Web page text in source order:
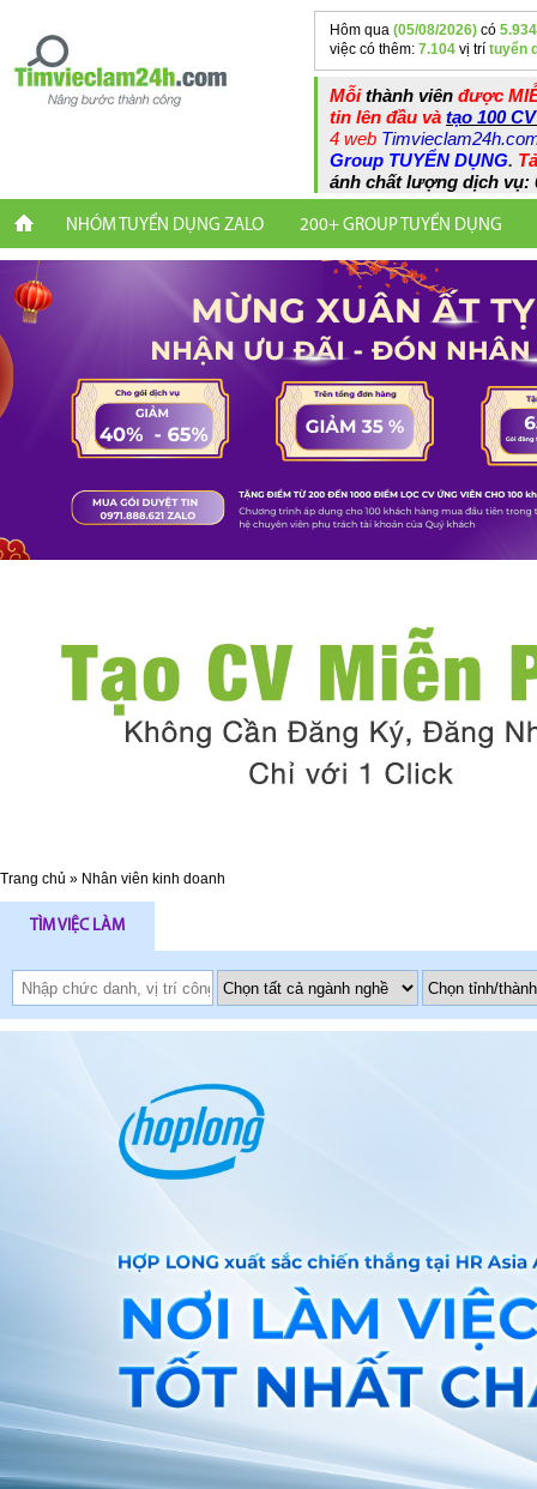
Hôm qua (05/08/2026) có 5.934
việc có thêm: 7.104 vị trí tuyển
Mỗithành viên được
tin lên đầu và tạo 100
4 web
Group TUYỂN DỤNG.
ánh chất lượng dịch vụ:
NHÓM TUYỂN DỤNG ZALO 200+ GROUP TUYỂN DỤNG
Trang chủ » Nhân viên kinh doanh
TÌM VIỆC LÀM